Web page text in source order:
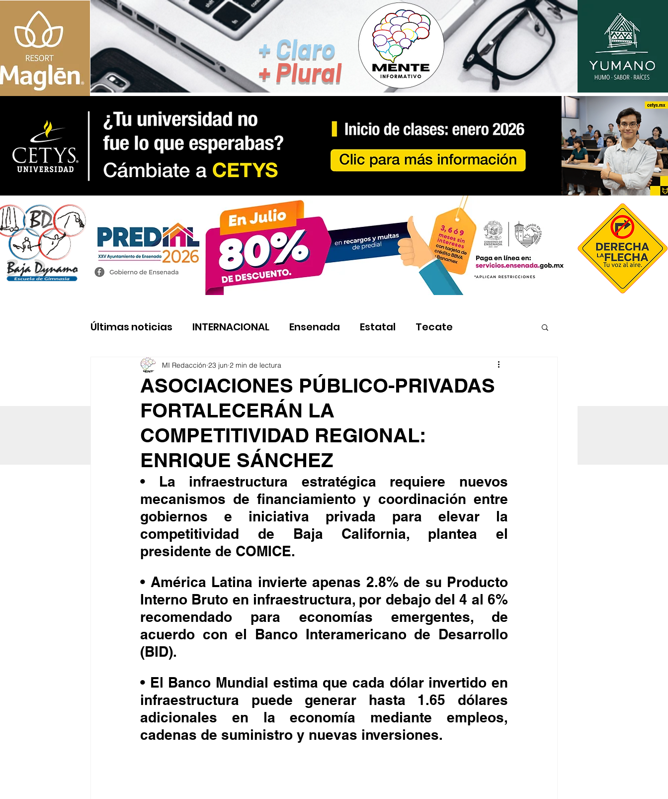
+ Claro
+ Plural
Últimas noticias INTERNACIONAL Ensenada Estatal Tecate
ASOCIACIONES PÚBLICO-PRIVADAS
FORTALECERÁN LA
COMPETITIVIDAD REGIONAL:
ENRIQUE SÁNCHEZ
MI Redacción 23 jun 2 min de lectura
• La infraestructura estratégica requiere nuevos
mecanismos de financiamiento y coordinación entre
gobiernos e iniciativa privada para elevar la
competitividad de Baja California, plantea el
presidente de COMICE.
• América Latina invierte apenas 2.8% de su Producto
Interno Bruto en infraestructura, por debajo del 4 al 6%
recomendado para economías emergentes, de
acuerdo con el Banco Interamericano de Desarrollo
(BID).
• El Banco Mundial estima que cada dólar invertido en
infraestructura puede generar hasta 1.65 dólares
adicionales en la economía mediante empleos,
cadenas de suministro y nuevas inversiones.